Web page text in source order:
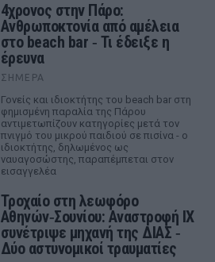
4χρονος στην Πάρο:
Ανθρωποκτονία από αμέλεια
στο beach bar ‑ Τι έδειξε η
έρευνα
ΣΉΜΕΡΑ
Γονείς και ιδιοκτήτης του beach bar στη
φημισμένη παραλία της Πάρου
αντιμετωπίζουν κατηγορίες μετά τον
πνιγμό του μικρού παιδιού σε πισίνα - ο
ιδιοκτήτης, δηλωμένος ως
ναυαγοσώστης, παραπέμπεται στον
εισαγγελέα
Τροχαίο στη λεωφόρο
Αθηνών‑Σουνίου: Αναστροφή ΙΧ
συνέτριψε μηχανή της ΔΙΑΣ ‑
Δύο αστυνομικοί τραυματίες